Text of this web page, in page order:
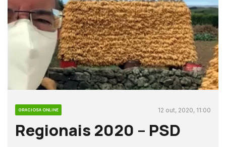
GRACIOSA ONLINE 12 out, 2020, 11:00
Regionais 2020 – PSD